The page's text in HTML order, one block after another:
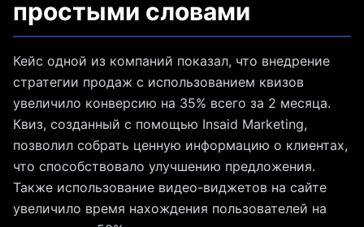
простыми словами
Кейс одной из компаний показал, что внедрение
стратегии продаж с использованием квизов
увеличило конверсию на 35% всего за 2 месяца.
Квиз, созданный с помощью Insaid Marketing,
позволил собрать ценную информацию о клиентах,
что способствовало улучшению предложения.
Также использование видео-виджетов на сайте
увеличило время нахождения пользователей на